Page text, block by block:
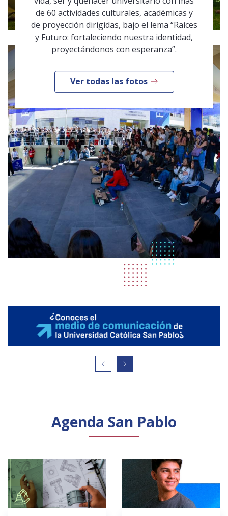
de 60 actividades culturales, académicas y
de proyección dirigidas, bajo el lema “Raíces
y Futuro: fortaleciendo nuestra identidad,
proyectándonos con esperanza”.
Ver todas las fotos
Agenda San Pablo